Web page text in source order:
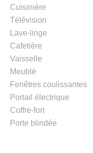
Cuisinière
Télévision
Lave-linge
Cafetière
Vaisselle
Meublé
Fenêtres coulissantes
Portail électrique
Coffre-fort
Porte blindée